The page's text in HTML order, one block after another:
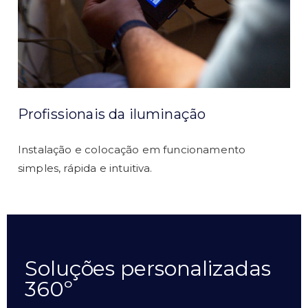
Profissionais da iluminação
Instalação e colocação em funcionamento
simples, rápida e intuitiva.
Soluções personalizadas
360º